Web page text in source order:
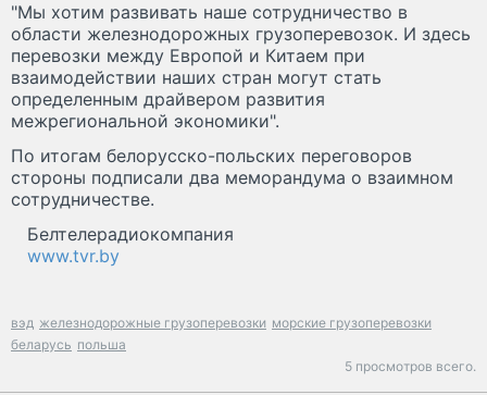
"Мы хотим развивать наше сотрудничество в
области железнодорожных грузоперевозок. И здесь
перевозки между Европой и Китаем при
взаимодействии наших стран могут стать
определенным драйвером развития
межрегиональной экономики".
По итогам белорусско-польских переговоров
стороны подписали два меморандума о взаимном
сотрудничестве.
Белтелерадиокомпания
www.tvr.by
вэд железнодорожные грузоперевозки морские грузоперевозки
беларусь польша
5 просмотров всего.